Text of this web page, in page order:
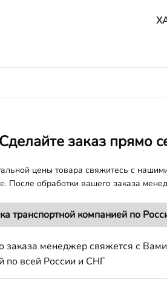
Сделайте заказ прямо
цены товара свяжитесь с
После обработки вашего заказа
транспортной компанией по
заказа менеджер свяжется с
по всей России и СНГ